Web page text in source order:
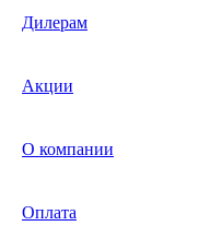
Дилерам
Акции
О компании
Оплата